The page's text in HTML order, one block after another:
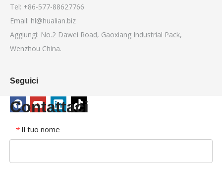
Tel: +86-577-88627766
Email: hl@hualian.biz
Aggiungi: No.2 Dawei Road, Gaoxiang Industrial Pack,
Wenzhou China.
Seguici
Contattaci
* Il tuo nome